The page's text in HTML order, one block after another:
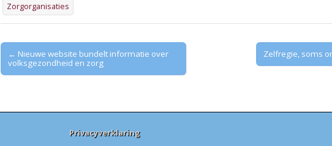
Zorgorganisaties
Post
navigation
← Nieuwe website bundelt informatie over
volksgezondheid en zorg
Zelfregie, soms
Privacyverklaring